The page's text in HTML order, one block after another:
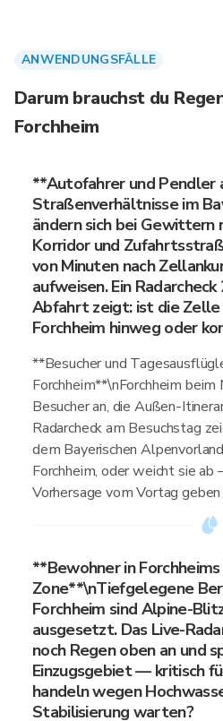
ANWENDUNGSFÄLLE
Darum brauchst du
Forchheim
**Autofahrer und Pendler
Straßenverhältnisse im
ändern sich bei
Korridor und
von Minuten nach
aufweisen. Ein
Abfahrt zeigt: ist die
Forchheim hinweg oder
**Besucher und
Forchheim**\nForchheim
Besucher an, die Außen-
Radarcheck am Besuchstag
dem Bayerischen
Forchheim, oder weicht sie
Vorhersage vom Vortag geben
**Bewohner in
Zone**\nTiefgelegene
Forchheim sind Alpine-
ausgesetzt. Das Live-
noch Regen oben an und
Einzugsgebiet — kritisch
handeln wegen
Stabilisierung warten?